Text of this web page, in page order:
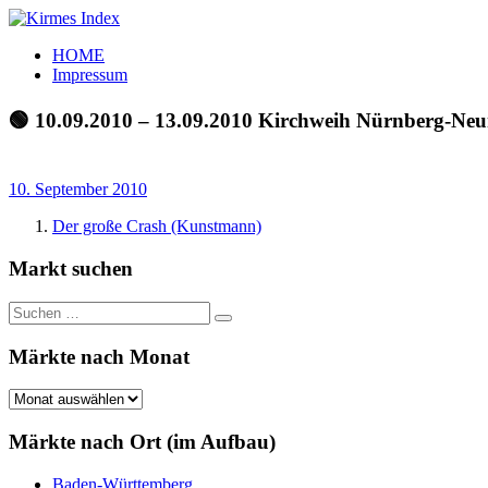
Zum
springen
Kirmes
Index
Tourpläne
der
letzten
HOME
Impressum
🟢 10.09.2010 – 13.09.2010 Kirchweih Nürnberg-
10. September 2010
Der große Crash (Kunstmann)
Markt suchen
Suchen
nach:
Suchen
Märkte nach Monat
Märkte
Monat
Märkte nach Ort (im Aufbau)
Baden-Württemberg